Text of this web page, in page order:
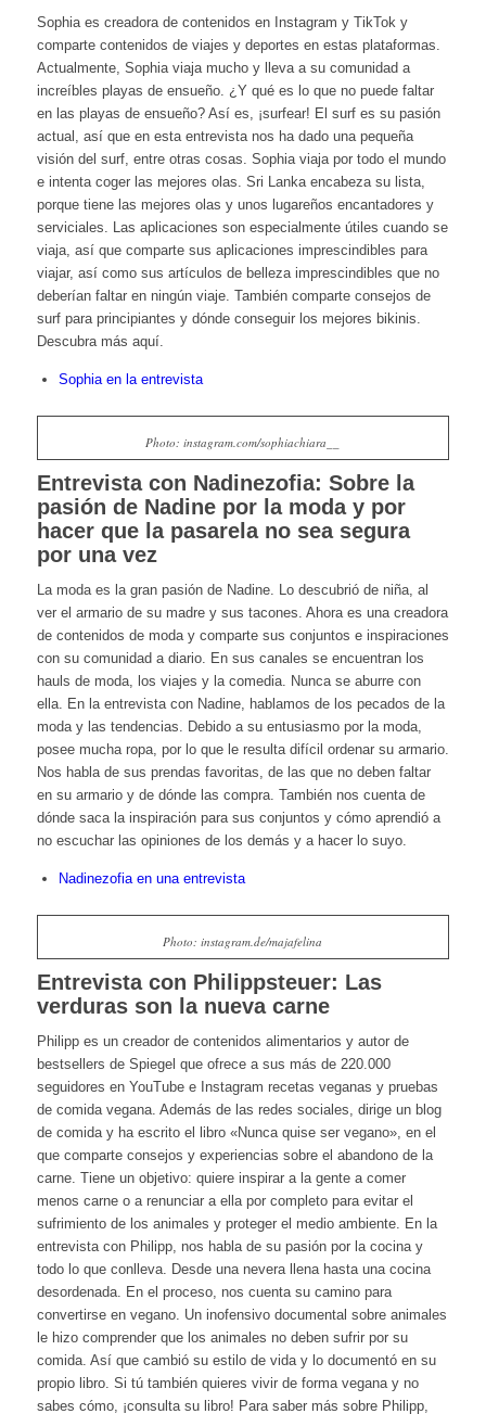
Sophia es creadora de contenidos en Instagram y TikTok y
comparte contenidos de viajes y deportes en estas plataformas.
Actualmente, Sophia viaja mucho y lleva a su comunidad a
increíbles playas de ensueño. ¿Y qué es lo que no puede faltar
en las playas de ensueño? Así es, ¡surfear! El surf es su pasión
actual, así que en esta entrevista nos ha dado una pequeña
visión del surf, entre otras cosas. Sophia viaja por todo el mundo
e intenta coger las mejores olas. Sri Lanka encabeza su lista,
porque tiene las mejores olas y unos lugareños encantadores y
serviciales. Las aplicaciones son especialmente útiles cuando se
viaja, así que comparte sus aplicaciones imprescindibles para
viajar, así como sus artículos de belleza imprescindibles que no
deberían faltar en ningún viaje. También comparte consejos de
surf para principiantes y dónde conseguir los mejores bikinis.
Descubra más aquí.
Sophia en la entrevista
Photo: instagram.com/sophiachiara__
Entrevista con Nadinezofia: Sobre la
pasión de Nadine por la moda y por
hacer que la pasarela no sea segura
por una vez
La moda es la gran pasión de Nadine. Lo descubrió de niña, al
ver el armario de su madre y sus tacones. Ahora es una creadora
de contenidos de moda y comparte sus conjuntos e inspiraciones
con su comunidad a diario. En sus canales se encuentran los
hauls de moda, los viajes y la comedia. Nunca se aburre con
ella. En la entrevista con Nadine, hablamos de los pecados de la
moda y las tendencias. Debido a su entusiasmo por la moda,
posee mucha ropa, por lo que le resulta difícil ordenar su armario.
Nos habla de sus prendas favoritas, de las que no deben faltar
en su armario y de dónde las compra. También nos cuenta de
dónde saca la inspiración para sus conjuntos y cómo aprendió a
no escuchar las opiniones de los demás y a hacer lo suyo.
Nadinezofia en una entrevista
Photo: instagram.de/majafelina
Entrevista con Philippsteuer: Las
verduras son la nueva carne
Philipp es un creador de contenidos alimentarios y autor de
bestsellers de Spiegel que ofrece a sus más de 220.000
seguidores en YouTube e Instagram recetas veganas y pruebas
de comida vegana. Además de las redes sociales, dirige un blog
de comida y ha escrito el libro «Nunca quise ser vegano», en el
que comparte consejos y experiencias sobre el abandono de la
carne. Tiene un objetivo: quiere inspirar a la gente a comer
menos carne o a renunciar a ella por completo para evitar el
sufrimiento de los animales y proteger el medio ambiente. En la
entrevista con Philipp, nos habla de su pasión por la cocina y
todo lo que conlleva. Desde una nevera llena hasta una cocina
desordenada. En el proceso, nos cuenta su camino para
convertirse en vegano. Un inofensivo documental sobre animales
le hizo comprender que los animales no deben sufrir por su
comida. Así que cambió su estilo de vida y lo documentó en su
propio libro. Si tú también quieres vivir de forma vegana y no
sabes cómo, ¡consulta su libro! Para saber más sobre Philipp,